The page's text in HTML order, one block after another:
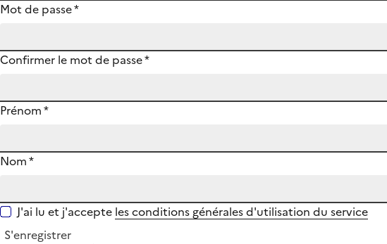
Mot de passe*
Confirmer le mot de passe*
Prénom*
Nom*
J'ai lu et j'accepte les conditions générales d'utilisation du service
S'enregistrer